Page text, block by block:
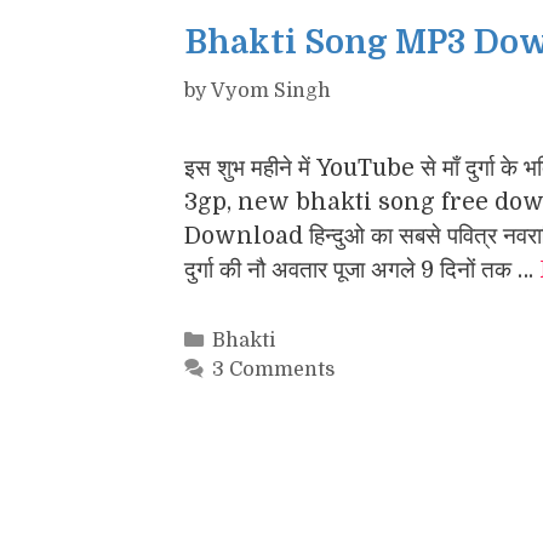
Bhakti Song MP3
byVyom Singh
इस शुभ महीने में YouTube से माँ दुर्गा
3gp, new bhakti song free
Download हिन्दुओ का सबसे पवित्र
दुर्गा की नौ अवतार पूजा अगले 9 दिनों तक …
Categories
Bhakti
3 Comments